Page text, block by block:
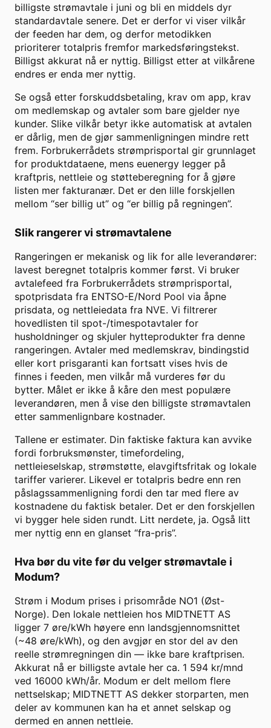
billigste strømavtale i juni og bli en middels dyr
standardavtale senere. Det er derfor vi viser vilkår
der feeden har dem, og derfor metodikken
prioriterer totalpris fremfor markedsføringstekst.
Billigst akkurat nå er nyttig. Billigst etter at vilkårene
endres er enda mer nyttig.
Se også etter forskuddsbetaling, krav om app, krav
om medlemskap og avtaler som bare gjelder nye
kunder. Slike vilkår betyr ikke automatisk at avtalen
er dårlig, men de gjør sammenligningen mindre rett
frem. Forbrukerrådets strømprisportal gir grunnlaget
for produktdataene, mens euenergy legger på
kraftpris, nettleie og støtteberegning for å gjøre
listen mer fakturanær. Det er den lille forskjellen
mellom “ser billig ut” og “er billig på regningen”.
Slik rangerer vi strømavtalene
Rangeringen er mekanisk og lik for alle leverandører:
lavest beregnet totalpris kommer først. Vi bruker
avtalefeed fra Forbrukerrådets strømprisportal,
spotprisdata fra ENTSO-E/Nord Pool via åpne
prisdata, og nettleiedata fra NVE. Vi filtrerer
hovedlisten til spot-/timespotavtaler for
husholdninger og skjuler hytteprodukter fra denne
rangeringen. Avtaler med medlemskrav, bindingstid
eller kort prisgaranti kan fortsatt vises hvis de
finnes i feeden, men vilkår må vurderes før du
bytter. Målet er ikke å kåre den mest populære
leverandøren, men å vise den billigste strømavtalen
etter sammenlignbare kostnader.
Tallene er estimater. Din faktiske faktura kan avvike
fordi forbruksmønster, timefordeling,
nettleieselskap, strømstøtte, elavgiftsfritak og lokale
tariffer varierer. Likevel er totalpris bedre enn ren
påslagssammenligning fordi den tar med flere av
kostnadene du faktisk betaler. Det er den forskjellen
vi bygger hele siden rundt. Litt nerdete, ja. Også litt
mer nyttig enn en glanset “fra-pris”.
Hva bør du vite før du velger strømavtale i
Modum?
Strøm i Modum prises i prisområde NO1 (Øst-
Norge). Den lokale nettleien hos MIDTNETT AS
ligger 7 øre/kWh høyere enn landsgjennomsnittet
(~48 øre/kWh), og den avgjør en stor del av den
reelle strømregningen din — ikke bare kraftprisen.
Akkurat nå er billigste avtale her ca. 1 594 kr/mnd
ved 16000 kWh/år. Modum er delt mellom flere
nettselskap; MIDTNETT AS dekker storparten, men
deler av kommunen kan ha et annet selskap og
dermed en annen nettleie.